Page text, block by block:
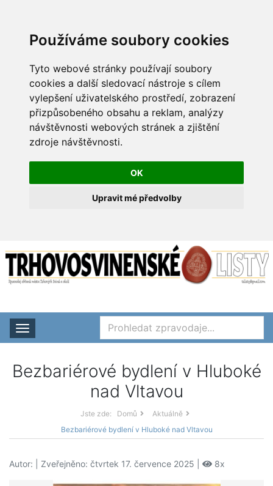
Používáme soubory cookies
Tyto webové stránky používají soubory
cookies a další sledovací nástroje s cílem
vylepšení uživatelského prostředí, zobrazení
přizpůsobeného obsahu a reklam, analýzy
návštěvnosti webových stránek a zjištění
zdroje návštěvnosti.
OK
Upravit mé předvolby
Rozbalit nabídku
Bezbariérové bydlení v Hluboké
nad Vltavou
Jste zde: Domů
Aktuálně
Bezbariérové bydlení v Hluboké nad Vltavou
Autor: | Zveřejněno: čtvrtek 17. července 2025 | 8x